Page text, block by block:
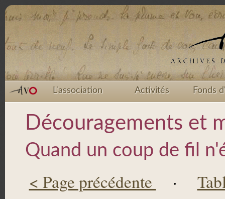
L'association Activités Fonds
Découragements et
Quand un coup de fil
< Page précédente ·